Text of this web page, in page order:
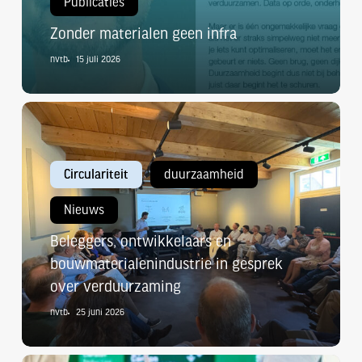
Zonder materialen geen infra
nvtb 15 juli 2026
Beleggers,
ontwikkelaars
bouwmaterialenindustrie
gesprek
over
verduurzaming
Circulariteit duurzaamheid
Nieuws
Beleggers, ontwikkelaars en
bouwmaterialenindustrie in gesprek
over verduurzaming
nvtb 25 juni 2026